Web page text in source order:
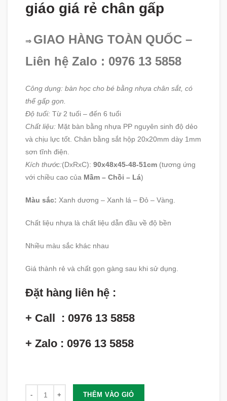
giáo giá rẻ chân gấp
⇒ GIAO HÀNG TOÀN QUỐC –
Liên hệ Zalo : 0976 13 5858
Công dụng: bàn học cho bé bằng nhựa chân sắt, có
thể gấp gọn.
Độ tuổi: Từ 2 tuối – đến 6 tuổi
Chất liệu: Mặt bàn bằng nhựa PP nguyên sinh độ dẻo
và chịu lực tốt. Chân bằng sắt hộp 20x20mm dày 1mm
sơn tĩnh điện.
Kích thước:(DxRxC): 90x48x45-48-51cm (tương ứng
với chiều cao của Mầm – Chồi – Lá)
Màu sắc: Xanh dương – Xanh lá – Đỏ – Vàng.
Chất liệu nhựa là chất liệu dẫn đầu về độ bền
Nhiều màu sắc khác nhau
Giá thành rẻ và chất gọn gàng sau khi sử dụng.
Đặt hàng liên hệ :
+ Call : 0976 13 5858
+ Zalo : 0976 13 5858
THÊM VÀO GIỎ